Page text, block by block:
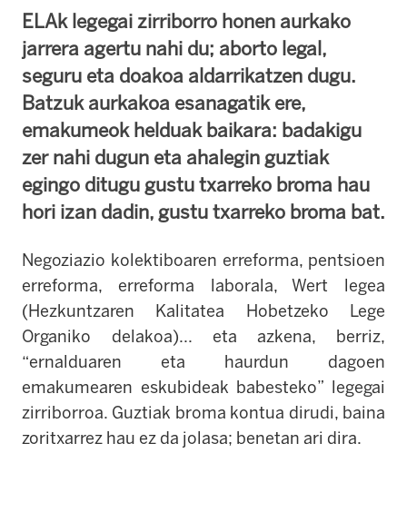
ELAk legegai zirriborro honen aurkako
jarrera agertu nahi du; aborto legal,
seguru eta doakoa aldarrikatzen dugu.
Batzuk aurkakoa esanagatik ere,
emakumeok helduak baikara: badakigu
zer nahi dugun eta ahalegin guztiak
egingo ditugu gustu txarreko broma hau
hori izan dadin, gustu txarreko broma bat.
Negoziazio kolektiboaren erreforma, pentsioen
erreforma, erreforma laborala, Wert legea
(Hezkuntzaren Kalitatea Hobetzeko Lege
Organiko delakoa)... eta azkena, berriz,
“ernalduaren eta haurdun dagoen
emakumearen eskubideak babesteko” legegai
zirriborroa. Guztiak broma kontua dirudi, baina
zoritxarrez hau ez da jolasa; benetan ari dira.